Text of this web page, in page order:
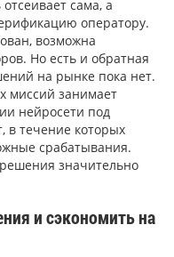
сама, а
оператору.
возможна
Но есть и обратная
на рынке пока нет.
миссий занимает
нейросети под
в течение которых
срабатывания.
значительно
и сэкономить на